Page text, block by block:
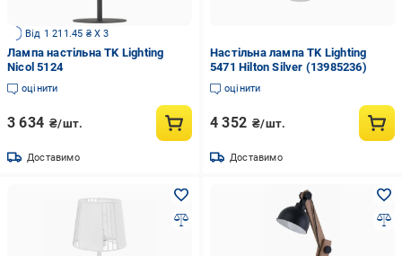
Від 1 211.45 ₴ X 3
Лампа настільна TK Lighting
Nicol 5124
оцінити
3 634 ₴/шт.
Доставимо
Настільна лампа TK Lighting
5471 Hilton Silver (13985236)
оцінити
4 352 ₴/шт.
Доставимо